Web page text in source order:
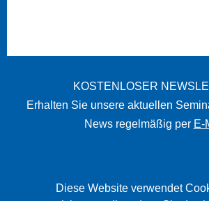
KOSTENLOSER
Erhalten Sie unsere aktuellen
News regelmäßig per E-
Diese Website verwendet